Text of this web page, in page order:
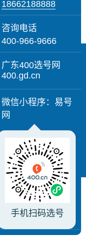
18662188888
咨询电话
400-966-9666
广东400选号网
400.gd.cn
微信小程序：易号
网
手机扫码选号